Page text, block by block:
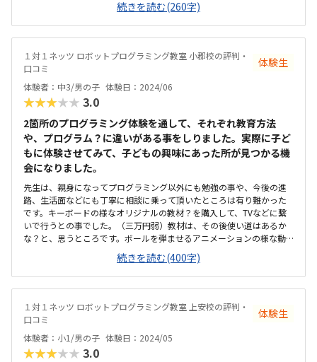
に安さは感じました。発表会があるのも子供にとってのメリットだな
と感じました。とにかく説明が丁寧で無理に売り込む感じがなかった
ので、そこが良かった。
続きを読む(260字)
１対１ネッツ ロボットプログラミング教室 小郡校の評判・
口コミ
体験生
体験者：中3/男の子 体験日：2024/06
★★★★★ 3.0
2箇所のプログラミング体験を通して、それぞれ教育方法
や、プログラム？に違いがある事をしりました。実際に子ど
もに体験させてみて、子どもの興味にあった所が見つかる機
会になりました。
先生は、親身になってプログラミング以外にも勉強の事や、今後の進
路、生活面などにも丁寧に相談に乗って頂いたところは有り難かった
です。キーボードの様なオリジナルの教材？を購入して、TVなどに繋
いで行うとの事でした。（三万円弱）教材は、その後使い道はあるか
な？と、思うところです。ボールを弾ませるアニメーションの様な動
画？を作るという体験をさせて頂いたようですが、あまり楽しく感じ
なかった様です駅近なので、電車利用する方は便利かと思いますが、
車で送迎する場合は、有料駐車場を使う必要があります。ビル自体が
古い事もあり、内装共も古くあまり綺麗で、明るいとはいえず、清潔
感も感じられなかった。他のところと比較して、特別高いとは感じま
せんでした。また、料金の説明がパソコン上だった為、できれば書類
で説明があると良かった。先生が親しみ易く、子どもに対して第三者
目線でアドバイスして頂けたところは、好感をもてました。
続きを読む(400字)
１対１ネッツ ロボットプログラミング教室 上安校の評判・
口コミ
体験生
体験者：小1/男の子 体験日：2024/05
★★★★★ 3.0